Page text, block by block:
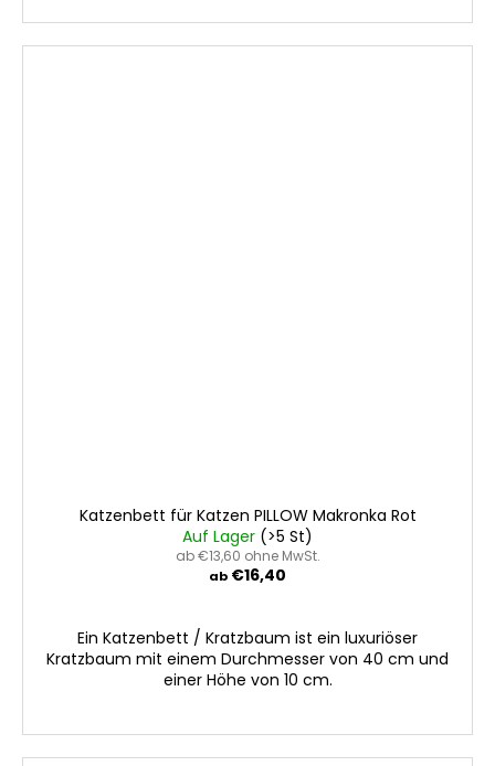
Katzenbett für Katzen PILLOW Makronka Rot
Auf Lager (>5 St)
ab €13,60 ohne MwSt.
ab €16,40
Ein Katzenbett / Kratzbaum ist ein luxuriöser
Kratzbaum mit einem Durchmesser von 40 cm und
einer Höhe von 10 cm.